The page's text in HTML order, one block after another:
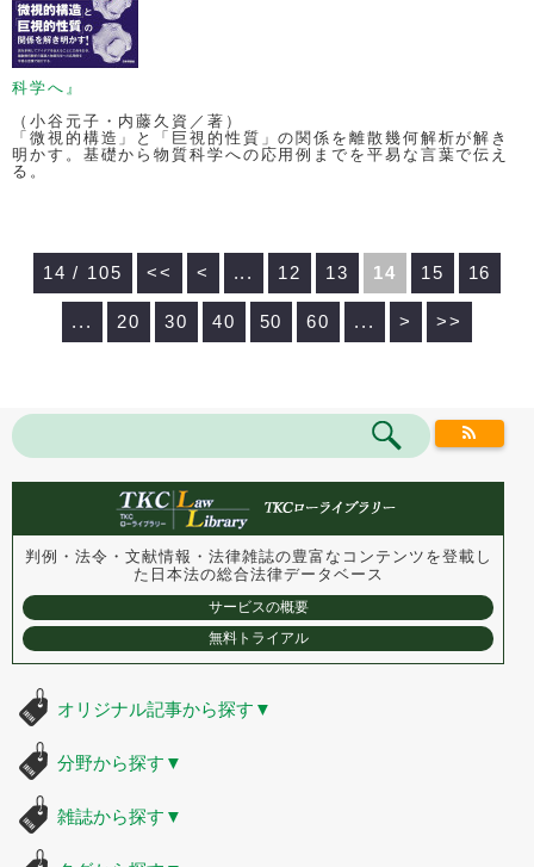
科学へ』
（小谷元子・内藤久資／著）
「微視的構造」と「巨視的性質」の関係を離散幾何解析が解き
明かす。基礎から物質科学への応用例までを平易な言葉で伝え
る。
14 / 105 << < ... 12 13 14 15 16
... 20 30 40 50 60 ... > >>
判例・法令・文献情報・法律雑誌の豊富なコンテンツを登載し
た 日本法の総合法律データベース
サービスの概要
無料トライアル
オリジナル記事から探す ▼
分野から探す ▼
雑誌から探す ▼